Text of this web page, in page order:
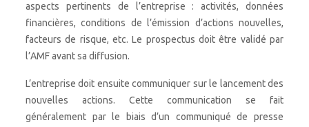
aspects pertinents de l’entreprise : activités, données
financières, conditions de l’émission d’actions nouvelles,
facteurs de risque, etc. Le prospectus doit être validé par
l’AMF avant sa diffusion.
L’entreprise doit ensuite communiquer sur le lancement des
nouvelles actions. Cette communication se fait
généralement par le biais d’un communiqué de presse